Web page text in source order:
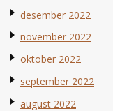
desember 2022
november 2022
oktober 2022
september 2022
august 2022